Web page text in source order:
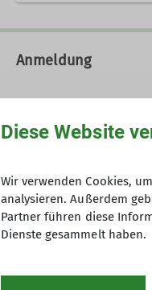
Anmeldung
Preis
Diese Website
Wir verwenden Cookies,
analysieren. Außerdem
Partner führen diese
Dienste gesammelt haben.